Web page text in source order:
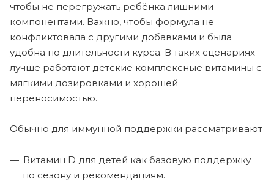
чтобы не перегружать ребёнка лишними
компонентами. Важно, чтобы формула не
конфликтовала с другими добавками и была
удобна по длительности курса. В таких сценариях
лучше работают детские комплексные витамины с
мягкими дозировками и хорошей
переносимостью.
Обычно для иммунной поддержки рассматривают
Витамин D для детей как базовую поддержку
по сезону и рекомендациям.